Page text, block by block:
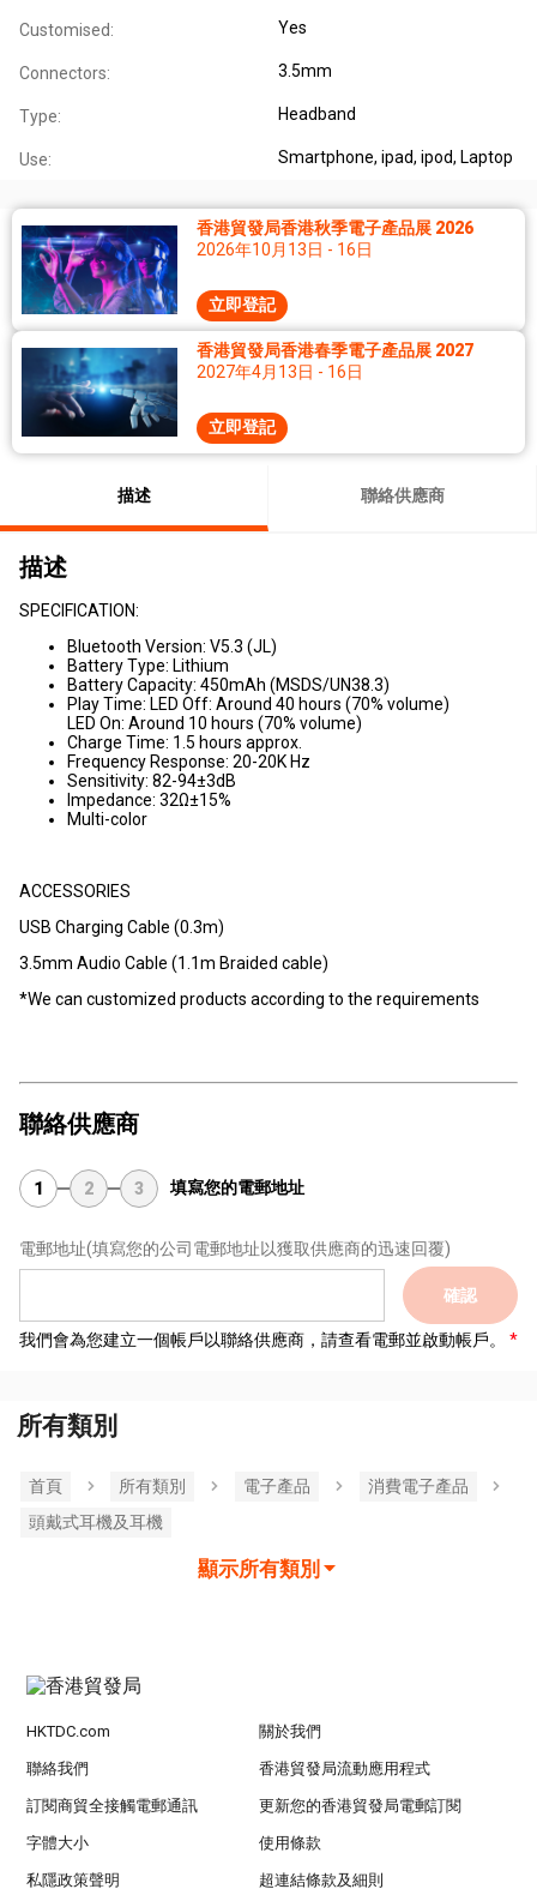
Customised: Yes
Connectors: 3.5mm
Type: Headband
Use: Smartphone, ipad, ipod, Laptop
香港貿發局香港秋季電子產品展 2026
2026年10月13日 - 16日
立即登記
香港貿發局香港春季電子產品展 2027
2027年4月13日 - 16日
立即登記
描述 聯絡供應商
描述
SPECIFICATION:
Bluetooth Version: V5.3 (JL)
Battery Type: Lithium
Battery Capacity: 450mAh (MSDS/UN38.3)
Play Time: LED Off: Around 40 hours (70% volume)
LED On: Around 10 hours (70% volume)
Charge Time: 1.5 hours approx.
Frequency Response: 20-20K Hz
Sensitivity: 82-94±3dB
Impedance: 32Ω±15%
Multi-color
ACCESSORIES
USB Charging Cable (0.3m)
3.5mm Audio Cable (1.1m Braided cable)
*We can customized products according to the requirements
聯絡供應商
1 2 3 填寫您的電郵地址
電郵地址(填寫您的公司電郵地址以獲取供應商的迅速回覆)
確認
我們會為您建立一個帳戶以聯絡供應商，請查看電郵並啟動帳戶。
所有類別
首頁 所有類別 電子產品
消費電子產品
頭戴式耳機及耳機
顯示所有類別
HKTDC.com 關於我們
聯絡我們 香港貿發局流動應用程式
訂閱商貿全接觸電郵通訊 更新您的香港貿發局電郵訂閱
字體大小 使用條款
私隱政策聲明 超連結條款及細則